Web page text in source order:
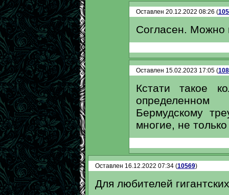
Оставлен 20.12.2022 08:26 (
Согласен. Можно
Оставлен 15.02.2023 17:05 (
Кстати такое
Бермудскому
многие, не
Оставлен 16.12.2022 07:34 (10569)
Для любителей